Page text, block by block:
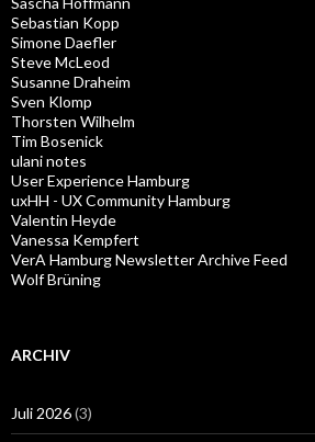
Sebastian Kopp
Simone Daefler
Steve McLeod
Susanne Draheim
Sven Klomp
Thorsten Wilhelm
Tim Bosenick
ulani notes
User Experience Hamburg
uxHH - UX Community Hamburg
Valentin Heyde
Vanessa Kempfert
VerA Hamburg Newsletter Archive Feed
Wolf Brüning
ARCHIV
Juli 2026(3)